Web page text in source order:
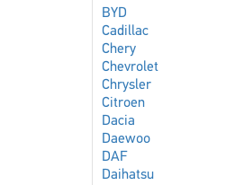
BYD
Cadillac
Chery
Chevrolet
Chrysler
Citroen
Dacia
Daewoo
DAF
Daihatsu